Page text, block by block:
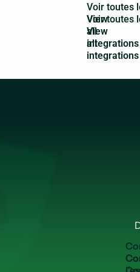
Voir toutes l
View
all
integrations
Co